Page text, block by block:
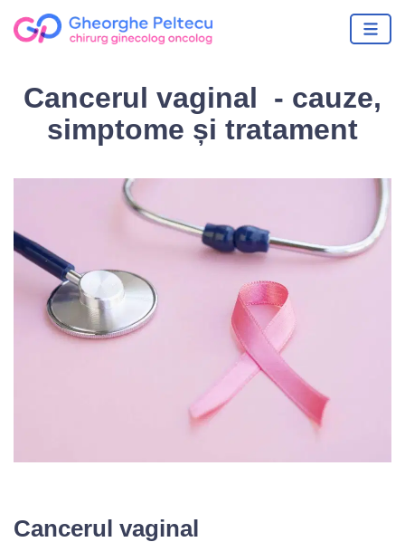
Cancerul vaginal - cauze,
simptome și tratament
Cancerul vaginal